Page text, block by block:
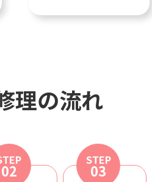
理の流れ
02
STEP
03